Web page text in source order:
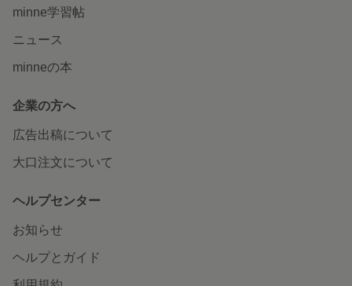
minne学習帖
ニュース
minneの本
企業の方へ
広告出稿について
大口注文について
ヘルプセンター
お知らせ
ヘルプとガイド